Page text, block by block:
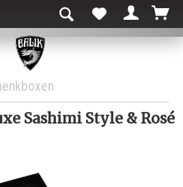
Sashimi Style & Rosé